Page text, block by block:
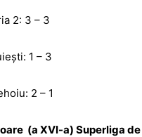
2: 3 – 3
1 – 3
2 – 1
(a XVI-a) Superliga de